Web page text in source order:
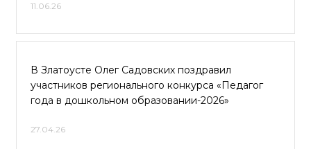
11.06.26
В Златоусте Олег Садовских поздравил
участников регионального конкурса «Педагог
года в дошкольном образовании-2026»
27.04.26